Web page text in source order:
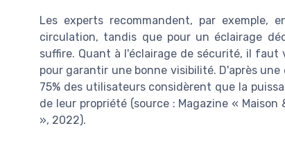
Les experts recommandent, par exemple,
circulation, tandis que pour un éclairage
suffire. Quant à l'éclairage de sécurité, il faut
pour garantir une bonne visibilité. D'après
75% des utilisateurs considèrent que la
de leur propriété (source : Magazine «
», 2022).